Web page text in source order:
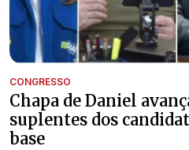
CONGRESSO
Chapa de Daniel
suplentes dos
base